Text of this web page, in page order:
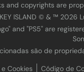
and copyrights are
ISLAND © & ™ 20‍26
and "PS5" are
são de
Cookies Código de